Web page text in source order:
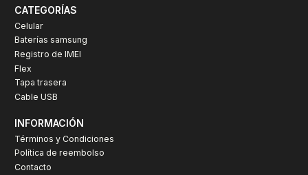
CATEGORÍAS
Celular
Baterías samsung
Registro de IMEI
Flex
Tapa trasera
Cable USB
INFORMACIÓN
Términos y Condiciones
Política de reembolso
Contacto